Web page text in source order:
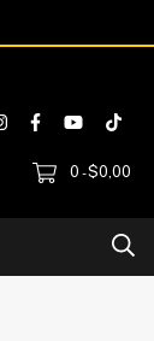
0 -$0,00